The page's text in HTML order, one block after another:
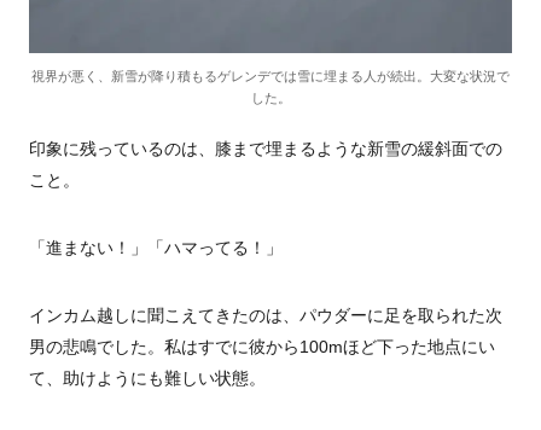
視界が悪く、新雪が降り積もるゲレンデでは雪に埋まる人が続出。大変な状況で
した。
印象に残っているのは、膝まで埋まるような新雪の緩斜面での
こと。
「進まない！」「ハマってる！」
インカム越しに聞こえてきたのは、パウダーに足を取られた次
男の悲鳴でした。私はすでに彼から100mほど下った地点にい
て、助けようにも難しい状態。